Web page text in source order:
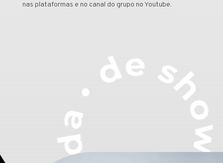
nas plataformas e no canal do grupo no Youtube.